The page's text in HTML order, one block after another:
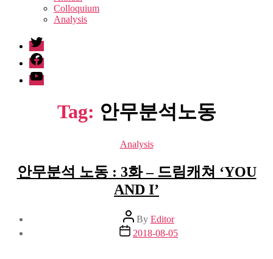
Colloquium
Analysis
twitter
facebook
Youtube
Tag: 안무분석노동
Categories
Analysis
안무분석 노동 : 3화 – 드림캐쳐 ‘YOU
AND I’
Post
author
By Editor
Post
date
2018-08-05